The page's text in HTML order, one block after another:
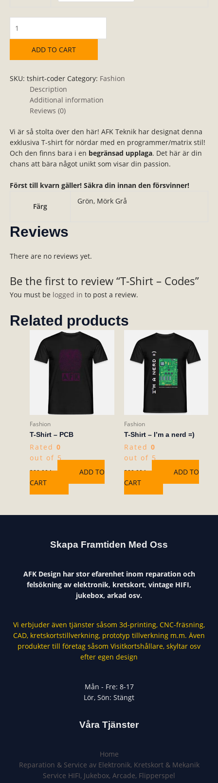
ADD TO CART
SKU: tshirt-coder Category: Fashion
Description
Additional information
Reviews (0)
Vi är så stolta över den här! AFK Teknik har designat denna
exklusiva T-shirt för nördar med en programmer/matrix stil!
Och den finns bara i en begränsad upplaga. Det här är din
chans att bära något unikt som visar din passion.
Först till kvarn gäller! Säkra din innan den försvinner!
Färg
Grön, Mörk Grå
Reviews
There are no reviews yet.
Be the first to review “T-Shirt – Codes”
You must be logged in to post a review.
Related products
Fashion
T-Shirt – PCB
Rated0
out of 5
389,00kr
ADD TO
CART
Fashion
T-Shirt – I’m a nerd =)
Rated 0
out of 5
389,00kr
ADD TO
CART
Skapa Framtiden Med Oss
AFK Design har stor efarenhet inom reparation och
felsökning av elektronik, kretskort, vintage HIFI,
jukebox, arkad osv.
Vi erbjuder även tjänster såsom 3d-printing, CNC-fräsning,
CAD, kretskortstillverkning, prototyp tillverkning m.m. Även
produkter till företag såsom Visitkortshållare, skyltar osv
efter egen design
Mån - Fre: 8-17
Lör, Sön: Stängt
Våra Tjänster
Home
Reparation & Service av Elektronik, Kretskort & Mekanik​
Service HIFI, Jukebox, Arcade, Flipperspel